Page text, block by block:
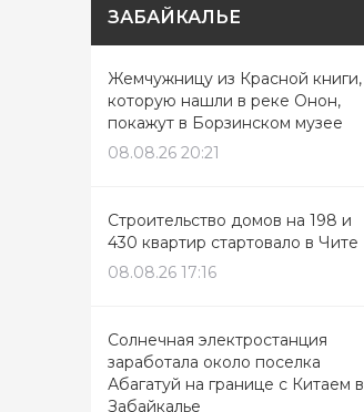
ЗАБАЙКАЛЬЕ
Жемчужницу из Красной книги,
которую нашли в реке Онон,
покажут в Борзинском музее
08.08.26 20:21
Строительство домов на 198 и
430 квартир стартовало в Чите
08.08.26 17:16
Солнечная электростанция
заработала около поселка
Абагатуй на границе с Китаем в
Забайкалье